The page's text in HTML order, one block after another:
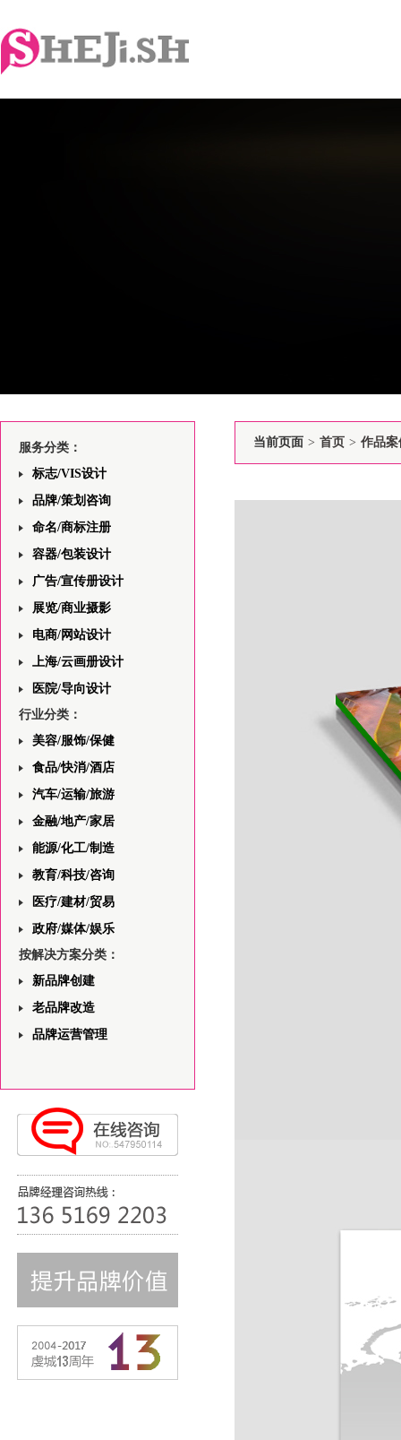
服务分类：
标志/VIS设计
品牌/策划咨询
命名/商标注册
容器/包装设计
广告/宣传册设计
展览/商业摄影
电商/网站设计
上海/云画册设计
医院/导向设计
行业分类：
美容/服饰/保健
食品/快消/酒店
汽车/运输/旅游
金融/地产/家居
能源/化工/制造
教育/科技/咨询
医疗/建材/贸易
政府/媒体/娱乐
按解决方案分类：
新品牌创建
老品牌改造
品牌运营管理
当前页面 > 首页 > 作品案